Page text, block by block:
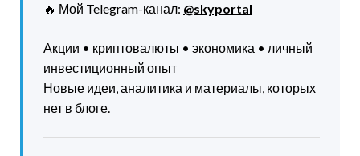
🔥 Мой Telegram-канал: @skyportal
Акции • криптовалюты • экономика • личный
инвестиционный опыт
Новые идеи, аналитика и материалы, которых
нет в блоге.